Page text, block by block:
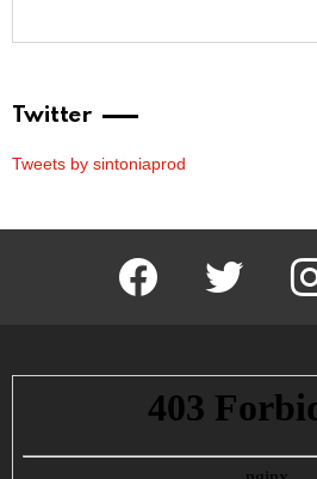
Twitter
Tweets by sintoniaprod
facebook twitter